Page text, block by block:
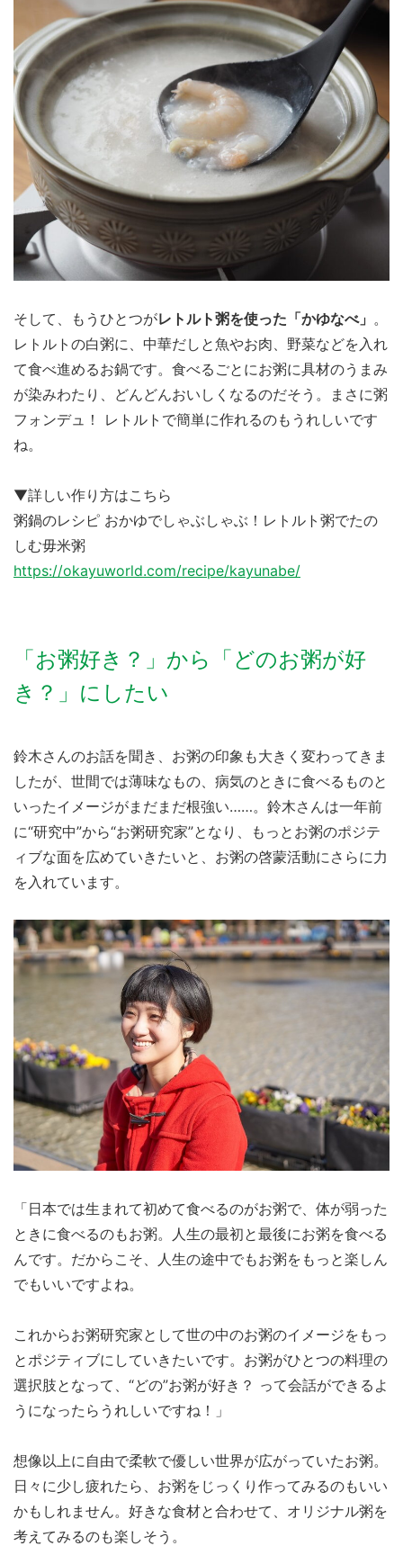
そして、もうひとつがレトルト粥を使った「かゆなべ」 。
レトルトの白粥に、中華だしと魚やお肉、野菜などを入れ
て食べ進めるお鍋です。食べるごとにお粥に具材のうまみ
が染みわたり、どんどんおいしくなるのだそう。まさに粥
フォンデュ！ レトルトで簡単に作れるのもうれしいです
ね。
▼詳しい作り方はこちら
粥鍋のレシピ おかゆでしゃぶしゃぶ！レトルト粥でたの
しむ毋米粥
https://okayuworld.com/recipe/kayunabe/
「お粥好き？」から「どのお粥が好
き？」にしたい
鈴木さんのお話を聞き、お粥の印象も大きく変わってきま
したが、世間では薄味なもの、病気のときに食べるものと
いったイメージがまだまだ根強い……。鈴木さんは一年前
に“研究中”から“お粥研究家”となり、もっとお粥のポジテ
ィブな面を広めていきたいと、お粥の啓蒙活動にさらに力
を入れています。
「日本では生まれて初めて食べるのがお粥で、体が弱った
ときに食べるのもお粥。人生の最初と最後にお粥を食べる
んです。だからこそ、人生の途中でもお粥をもっと楽しん
でもいいですよね。
これからお粥研究家として世の中のお粥のイメージをもっ
とポジティブにしていきたいです。お粥がひとつの料理の
選択肢となって、“どの”お粥が好き？ って会話ができるよ
うになったらうれしいですね！」
想像以上に自由で柔軟で優しい世界が広がっていたお粥。
日々に少し疲れたら、お粥をじっくり作ってみるのもいい
かもしれません。好きな食材と合わせて、オリジナル粥を
考えてみるのも楽しそう。